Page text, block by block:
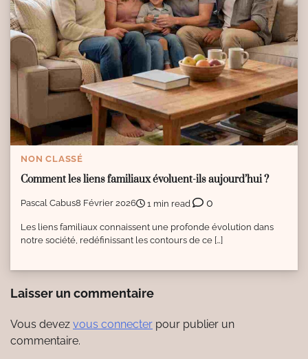
NON CLASSÉ
Comment les liens familiaux évoluent-ils aujourd’hui ?
Pascal Cabus8 Février 2026 1 min read 0
Les liens familiaux connaissent une profonde évolution dans
notre société, redéfinissant les contours de ce […]
Laisser un commentaire
Vous devez vous connecter pour publier un
commentaire.